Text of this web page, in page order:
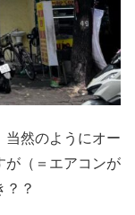
当然のようにオー
が（＝エアコンが
？？